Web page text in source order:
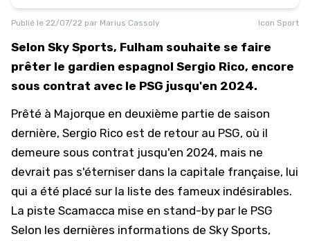
Publié le 22/07/22 par Marius Cassoly Icon Sport
Selon Sky Sports, Fulham souhaite se faire
prêter le gardien espagnol Sergio Rico, encore
sous contrat avec le PSG jusqu'en 2024.
Prêté à Majorque en deuxième partie de saison
dernière, Sergio Rico est de retour au PSG, où il
demeure sous contrat jusqu'en 2024, mais ne
devrait pas s'éterniser dans la capitale française, lui
qui a été placé sur la liste des fameux indésirables.
La piste Scamacca mise en stand-by par le PSG
Selon les dernières informations de Sky Sports,